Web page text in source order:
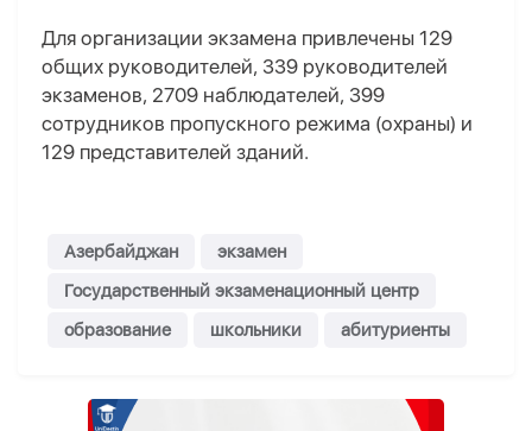
Для организации экзамена привлечены 129
общих руководителей, 339 руководителей
экзаменов, 2709 наблюдателей, 399
сотрудников пропускного режима (охраны) и
129 представителей зданий.
Азербайджан
экзамен
Государственный экзаменационный центр
образование
школьники абитуриенты